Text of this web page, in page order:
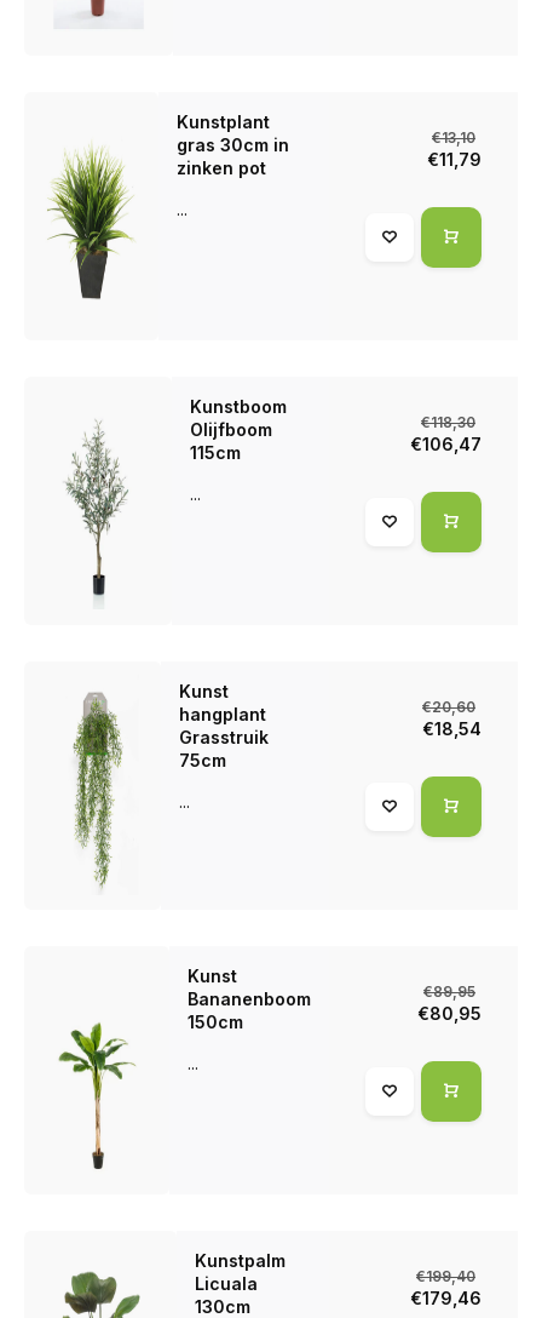
Kunstplant
gras 30cm in
zinken pot
...
€13,10
€11,79
Kunstboom
Olijfboom
115cm
...
€118,30
€106,47
Kunst
hangplant
Grasstruik
75cm
...
€20,60
€18,54
Kunst
Bananenboom
150cm
...
€89,95
€80,95
Kunstpalm
Licuala
130cm
€199,40
€179,46